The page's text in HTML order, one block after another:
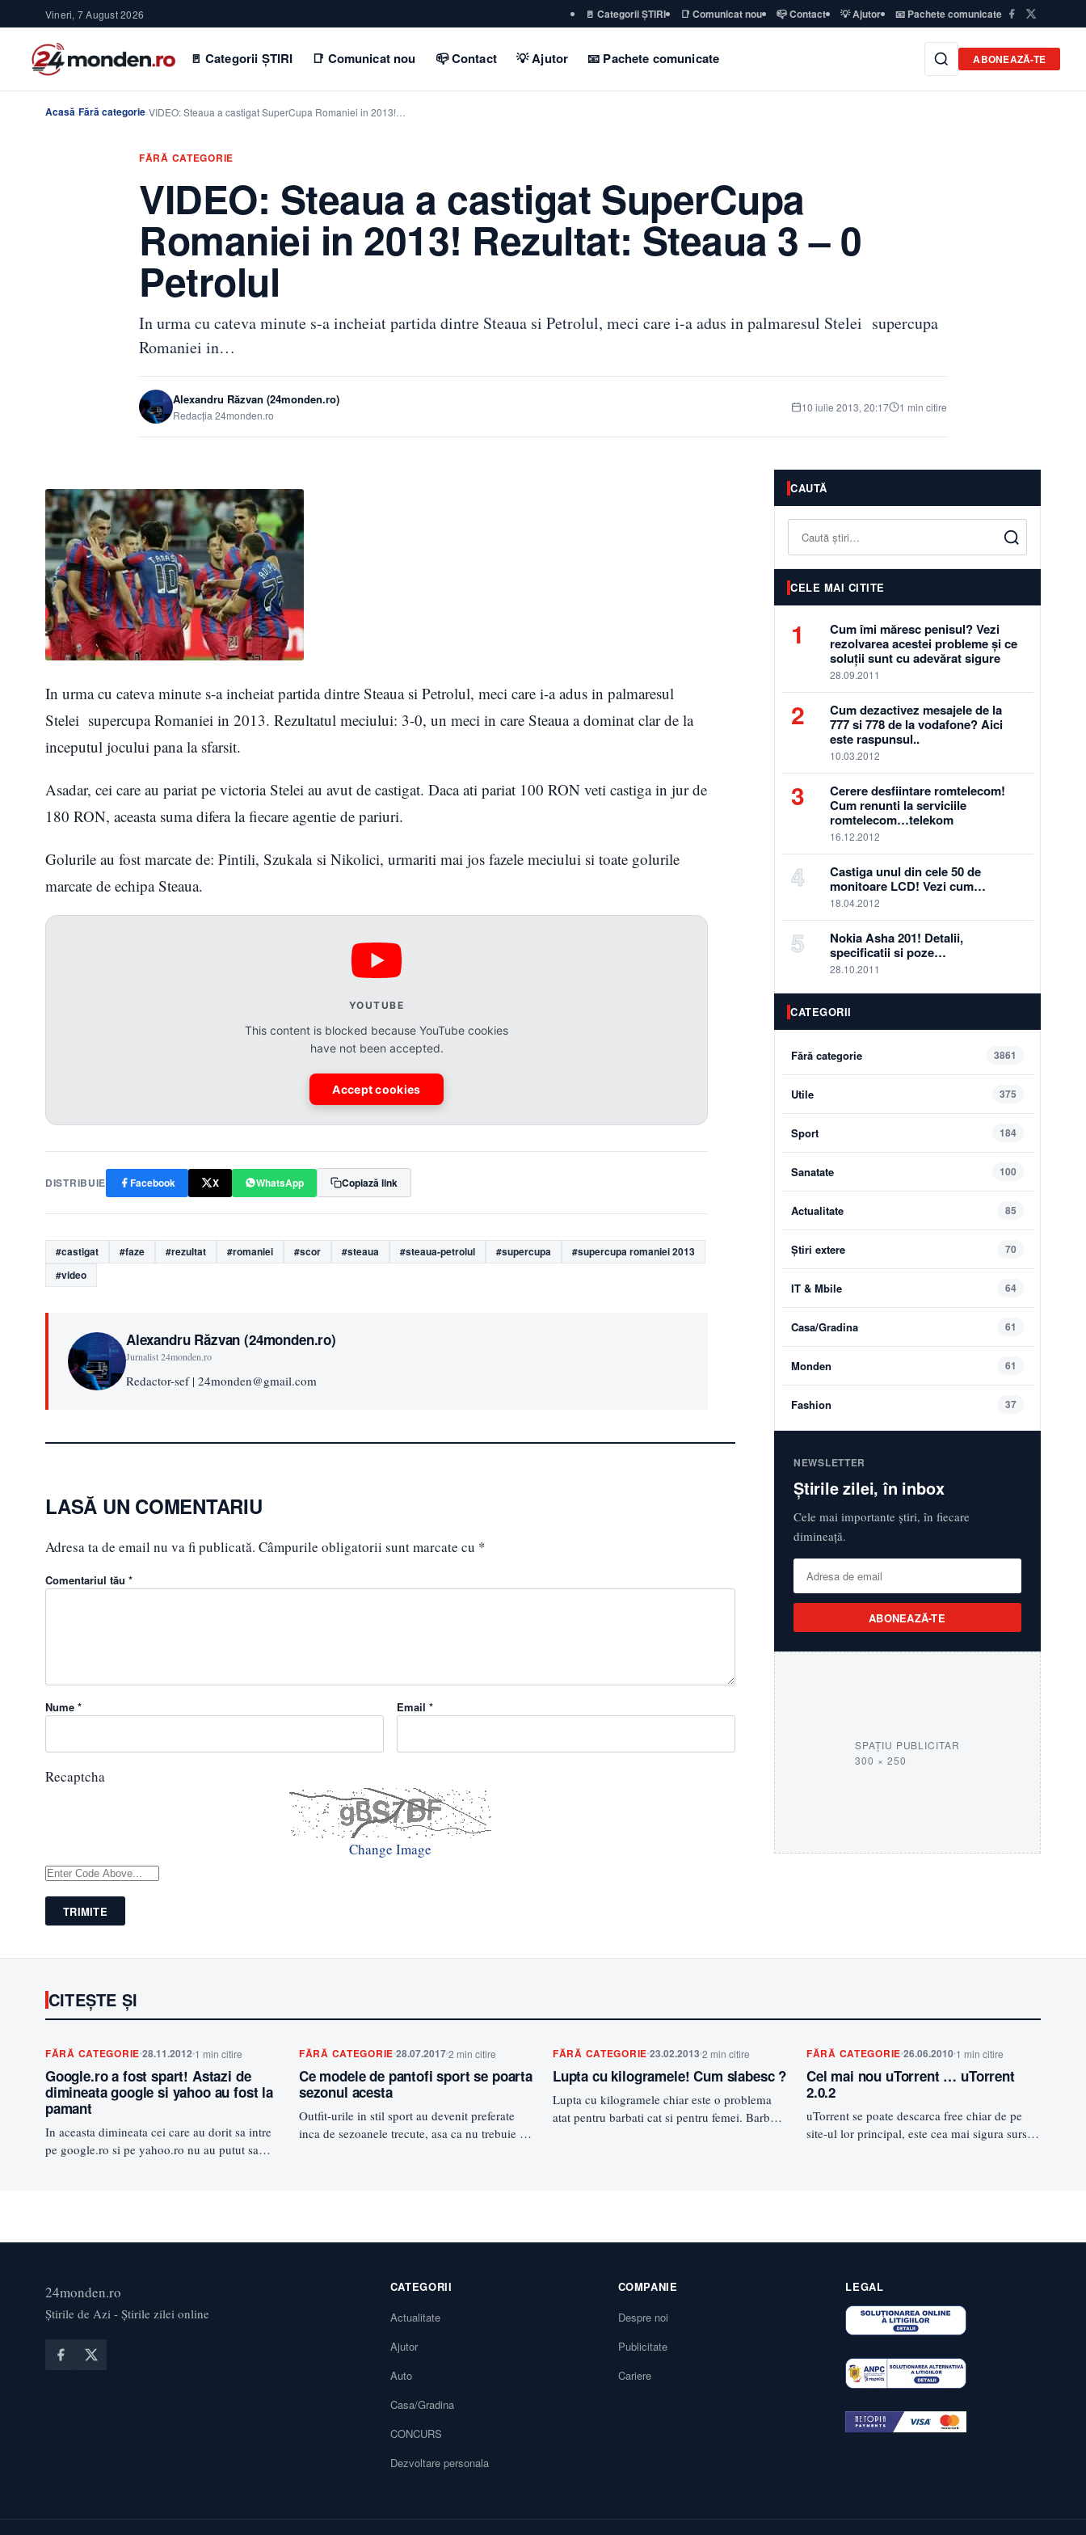
Vineri, 7 August 2026 🚪 Categorii ȘTIRI 📑 Comunicat nou 📪 Contact 💡 Ajutor 📧 Pachete comunicate
🚪 Categorii ȘTIRI 📑 Comunicat nou 📪 Contact 💡 Ajutor 📧 Pachete comunicate ABONEAZĂ-TE
Acasă›Fără categorie›VIDEO: Steaua a castigat SuperCupa Romaniei in 2013!…
FĂRĂ CATEGORIE
VIDEO: Steaua a castigat SuperCupa
Romaniei in 2013! Rezultat: Steaua 3 – 0
Petrolul
In urma cu cateva minute s-a incheiat partida dintre Steaua si Petrolul, meci care i-a adus in palmaresul Stelei supercupa
Romaniei in…
Alexandru Răzvan (24monden.ro)
Redacția 24monden.ro
10 iulie 2013, 20:17 1 min citire
In urma cu cateva minute s-a incheiat partida dintre Steaua si Petrolul, meci care i-a adus in palmaresul
Stelei supercupa Romaniei in 2013. Rezultatul meciului: 3-0, un meci in care Steaua a dominat clar de la
inceputul jocului pana la sfarsit.
Asadar, cei care au pariat pe victoria Stelei au avut de castigat. Daca ati pariat 100 RON veti castiga in jur de
180 RON, aceasta suma difera la fiecare agentie de pariuri.
Golurile au fost marcate de: Pintili, Szukala si Nikolici, urmariti mai jos fazele meciului si toate golurile
marcate de echipa Steaua.
YOUTUBE
This content is blocked because YouTube cookies
have not been accepted.
Accept cookies
DISTRIBUIE Facebook X WhatsApp Copiază link
#castigat #faze #rezultat #romaniei #scor #steaua #steaua-petrolul #supercupa
#supercupa romaniei 2013
#video
Alexandru Răzvan (24monden.ro)
Jurnalist 24monden.ro
Redactor-sef | 24monden@gmail.com
LASĂ UN COMENTARIU
Adresa ta de email nu va fi publicată. Câmpurile obligatorii sunt marcate cu *
Comentariul tău *
Nume * Email *
Recaptcha
Change Image
TRIMITE
CAUTĂ
Caută
CELE MAI CITITE
1
Cum îmi măresc penisul? Vezi
rezolvarea acestei probleme și ce
soluții sunt cu adevărat sigure
28.09.2011
2
Cum dezactivez mesajele de la
777 si 778 de la vodafone? Aici
este raspunsul..
10.03.2012
3
Cerere desfiintare romtelecom!
Cum renunti la serviciile
romtelecom…telekom
16.12.2012
4
Castiga unul din cele 50 de
monitoare LCD! Vezi cum…
18.04.2012
5
Nokia Asha 201! Detalii,
specificatii si poze…
28.10.2011
CATEGORII
Fără categorie 3861
Utile 375
Sport 184
Sanatate 100
Actualitate 85
Știri extere 70
IT & Mbile 64
Casa/Gradina 61
Monden 61
Fashion 37
NEWSLETTER
Știrile zilei, în inbox
Cele mai importante știri, în fiecare
dimineață.
ABONEAZĂ-TE
SPAȚIU PUBLICITAR
300 × 250
CITEȘTE ȘI
FĂRĂ CATEGORIE28.11.2012 1 min citire
Google.ro a fost spart! Astazi de
dimineata google si yahoo au fost la
pamant
In aceasta dimineata cei care au dorit sa intre
pe google.ro si pe yahoo.ro nu au putut sa…
FĂRĂ CATEGORIE28.07.20172 min citire
Ce modele de pantofi sport se poarta
sezonul acesta
Outfit-urile in stil sport au devenit preferate
inca de sezoanele trecute, asa ca nu trebuie sa
FĂRĂ CATEGORIE23.02.20132 min citire
Lupta cu kilogramele! Cum slabesc ?
Lupta cu kilogramele chiar este o problema
atat pentru barbati cat si pentru femei. Barbatii
FĂRĂ CATEGORIE26.06.2010 1 min citire
Cel mai nou uTorrent … uTorrent
2.0.2
uTorrent se poate descarca free chiar de pe
site-ul lor principal, este cea mai sigura sursa
24monden.ro
Știrile de Azi - Știrile zilei online
CATEGORII
Actualitate
Ajutor
Auto
Casa/Gradina
CONCURS
Dezvoltare personala
COMPANIE
Despre noi
Publicitate
Cariere
LEGAL